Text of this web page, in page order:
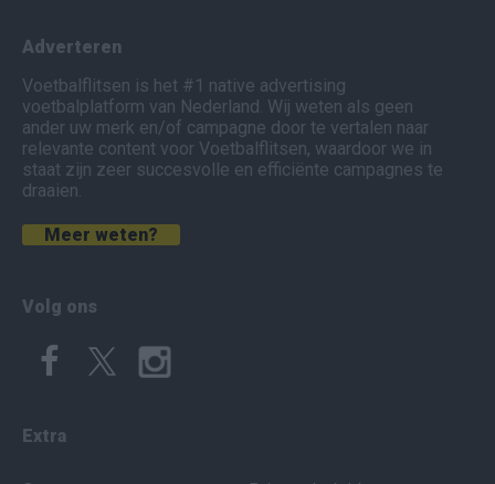
Adverteren
Voetbalflitsen is het #1 native advertising
voetbalplatform van Nederland. Wij weten als geen
ander uw merk en/of campagne door te vertalen naar
relevante content voor Voetbalflitsen, waardoor we in
staat zijn zeer succesvolle en efficiënte campagnes te
draaien.
Meer weten?
Volg ons
Extra